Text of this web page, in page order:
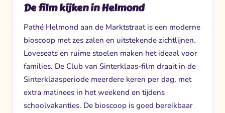
De film kijken in Helmond
Pathé Helmond aan de Marktstraat is een moderne
bioscoop met zes zalen en uitstekende zichtlijnen.
Loveseats en ruime stoelen maken het ideaal voor
families. De Club van Sinterklaas-film draait in de
Sinterklaasperiode meerdere keren per dag, met
extra matinees in het weekend en tijdens
schoolvakanties. De bioscoop is goed bereikbaar